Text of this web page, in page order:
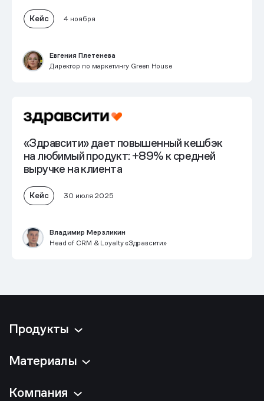
Кейс 4 ноября
Евгения Плетенева
Директор по маркетингу Green House
«Здравсити» дает повышенный кешбэк
на любимый продукт: +89% к средней
выручке на клиента
Кейс 30 июля 2025
Владимир Мерзликин
Head of CRM & Loyalty «Здравсити»
Продукты
Материалы
Компания